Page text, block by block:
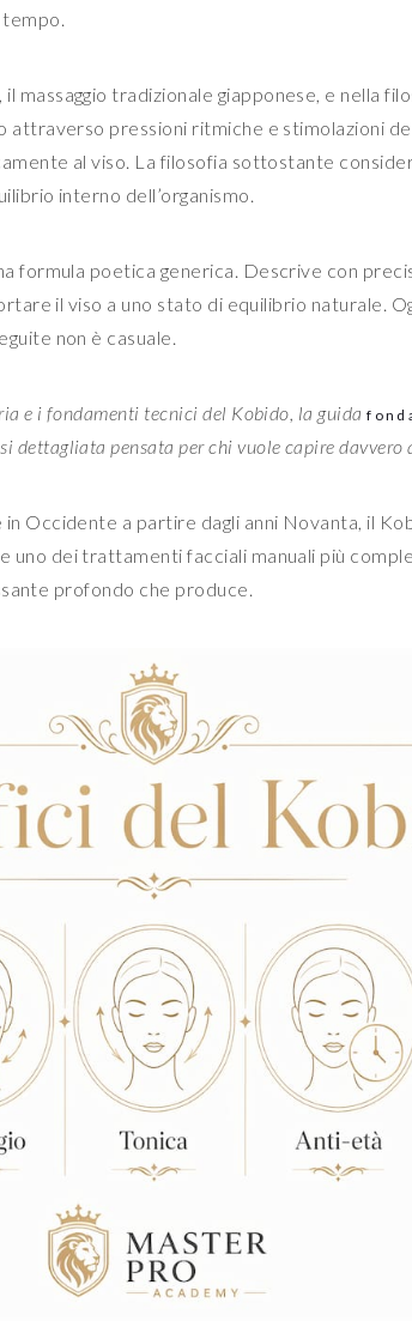
massaggio tradizionale giapponese, e nella
attraverso pressioni ritmiche e stimolazioni
al viso. La filosofia sottostante
interno dell’organismo.
formula poetica generica. Descrive con
il viso a uno stato di equilibrio naturale.
non è casuale.
e i fondamenti tecnici del Kobido, la guida
dettagliata pensata per chi vuole capire davvero
Occidente a partire dagli anni Novanta, il
uno dei trattamenti facciali manuali più
profondo che produce.